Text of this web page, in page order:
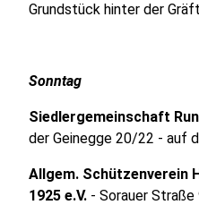
Grundstück hinter der
Sonntag
Siedlergemeinschaft
der Geinegge 20/22 - auf
Allgem. Schützenverein
1925 e.V. - Sorauer